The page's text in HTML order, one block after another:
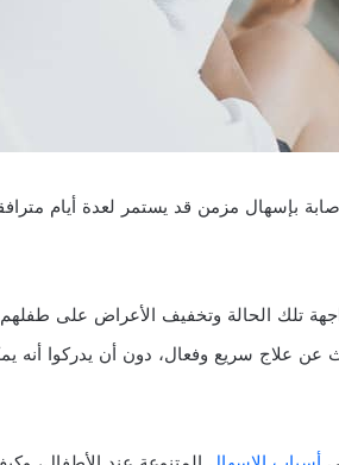
بإسهال مزمن قد يستمر لعدة أيام
تلك الحالة وتخفيف الأعراض على
علاج سريع وفعال، دون أن يدركوا أنه